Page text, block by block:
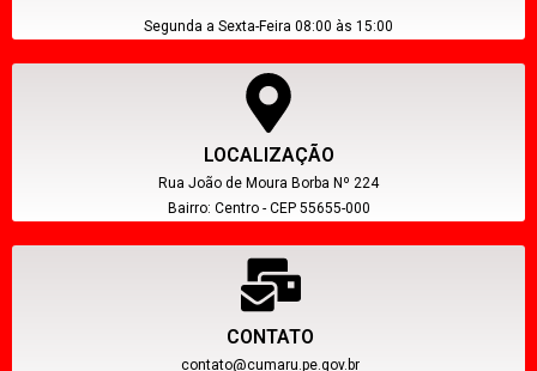
Segunda a Sexta-Feira 08:00 às 15:00
LOCALIZAÇÃO
Rua João de Moura Borba Nº 224
Bairro: Centro - CEP 55655-000
CONTATO
contato@cumaru.pe.gov.br